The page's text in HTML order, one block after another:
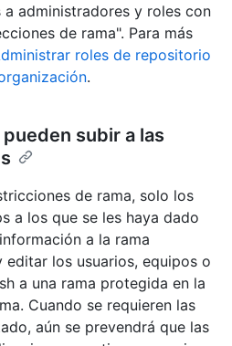
administradores y roles con
de rama". Para más
roles de repositorio
.
subir a las
de rama, solo los
a los que se les haya dado
a la rama
editar los usuarios, equipos o
a una rama protegida en la
Cuando se requieren las
aún se prevendrá que las